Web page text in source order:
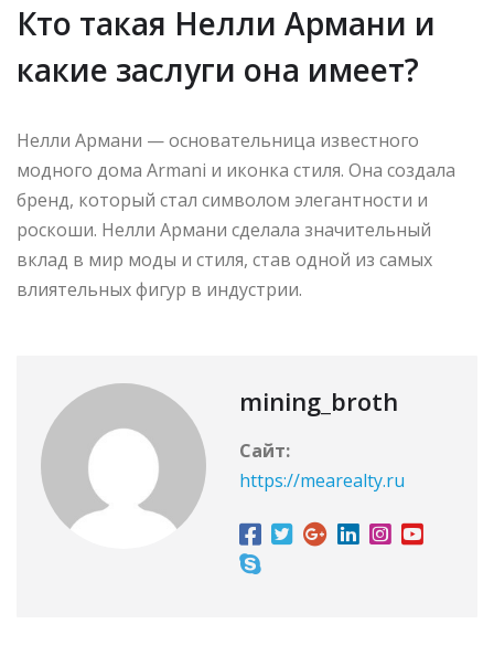
Кто такая Нелли Армани и
какие заслуги она имеет?
Нелли Армани — основательница известного
модного дома Armani и иконка стиля. Она создала
бренд, который стал символом элегантности и
роскоши. Нелли Армани сделала значительный
вклад в мир моды и стиля, став одной из самых
влиятельных фигур в индустрии.
mining_broth
Сайт:
https://mearealty.ru